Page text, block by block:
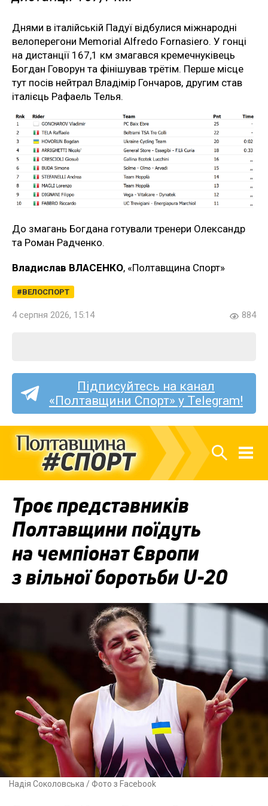
Днями в італійській Падуї відбулися міжнародні
велоперегони Memorial Alfredo Fornasiero. У гонці
на дистанції 167,1 км змагався кремечнуківець
Богдан Говорун та фінішував трётім. Перше місце
тут посів нейтрал Владімір Гончаров, другим став
італієць Рафаель Телья.
До змагань Богдана готували тренери Олександр
та Роман Радченко.
Владислав ВЛАСЕНКО, «Полтавщина Спорт»
ВЕЛОСПОРТ
4 серпня 2026, 15:14 884
Підписуйтесь на канал
«Полтавщини Спорт» у Telegram!
Троє представників
Полтавщини поїдуть
на чемпіонат Європи
з вільної боротьби U-20
Надія Соколовська / Фото з Facebook